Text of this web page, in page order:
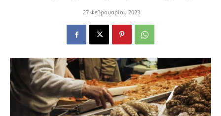
27 Φεβρουαρίου 2023